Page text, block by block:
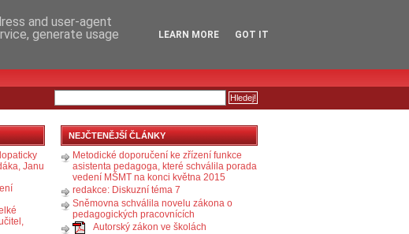
Janu
NEJČTENĚJŠÍ ČLÁNKY
Metodické doporučení ke zřízení funkce
asistenta pedagoga, které schválila porada
vedení MŠMT na konci května 2015
redakce: Diskuzní téma 7
Sněmovna schválila novelu zákona o
pedagogických pracovnících
Autorský zákon ve školách
and user-agent
generate usage
LEARN MORE GOT IT